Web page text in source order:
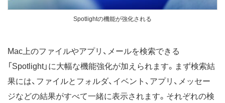
Spotlightの機能が強化される
Mac上のファイルやアプリ、メールを検索できる
「Spotlight」に大幅な機能強化が加えられます。まず検索結
果には、ファイルとフォルダ、イベント、アプリ、メッセー
ジなどの結果がすべて一緒に表示されます。それぞれの検